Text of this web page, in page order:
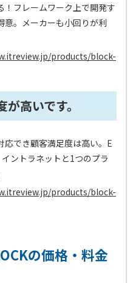
！フレームワーク上で開発す
意。メーカーも小回りが利
products/block-
高いです。
でき顧客満足度は高い。E
ントラネットと1つのプラ
products/block-
の価格・料金